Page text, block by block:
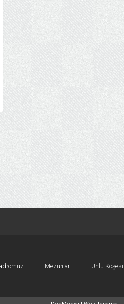
Mezunlar Ünlü Köşesi